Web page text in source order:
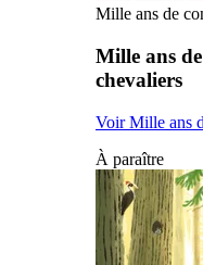
Mille ans de
Mille ans de
chevaliers
Voir Mille ans
À paraître